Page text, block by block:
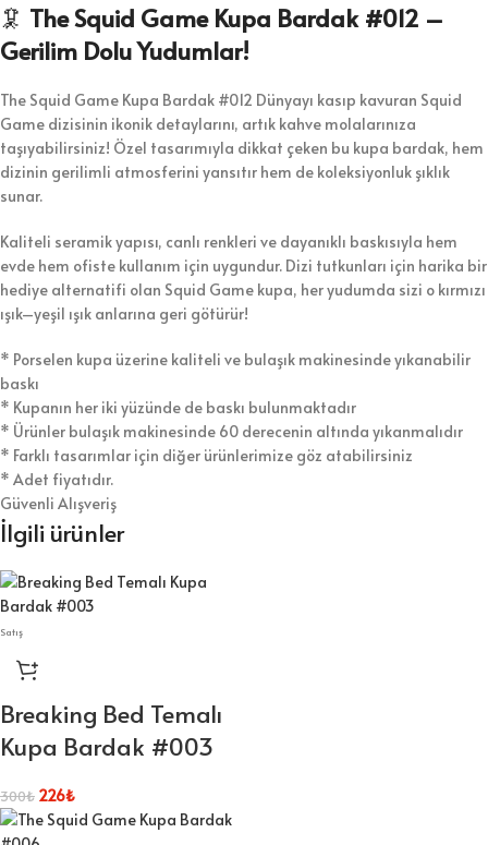
🦑 The Squid Game Kupa Bardak #012 –
Gerilim Dolu Yudumlar!
The Squid Game Kupa Bardak #012 Dünyayı kasıp kavuran Squid
Game dizisinin ikonik detaylarını, artık kahve molalarınıza
taşıyabilirsiniz! Özel tasarımıyla dikkat çeken bu kupa bardak, hem
dizinin gerilimli atmosferini yansıtır hem de koleksiyonluk şıklık
sunar.
Kaliteli seramik yapısı, canlı renkleri ve dayanıklı baskısıyla hem
evde hem ofiste kullanım için uygundur. Dizi tutkunları için harika bir
hediye alternatifi olan Squid Game kupa, her yudumda sizi o kırmızı
ışık–yeşil ışık anlarına geri götürür!
* Porselen kupa üzerine kaliteli ve bulaşık makinesinde yıkanabilir
baskı
* Kupanın her iki yüzünde de baskı bulunmaktadır
* Ürünler bulaşık makinesinde 60 derecenin altında yıkanmalıdır
* Farklı tasarımlar için diğer ürünlerimize göz atabilirsiniz
* Adet fiyatıdır.
Güvenli Alışveriş
İlgili ürünler
Satış
Breaking Bed Temalı
Kupa Bardak #003
300₺ 226₺